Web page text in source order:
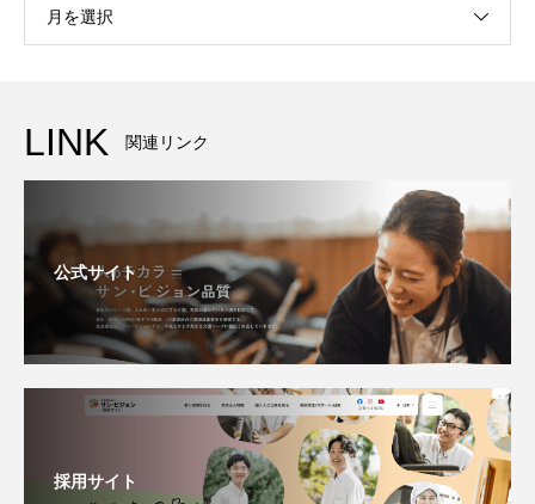
月を選択
LINK 関連リンク
公式サイト
採用サイト
採用サイト 1Day職場体験 新卒採用 中途採用